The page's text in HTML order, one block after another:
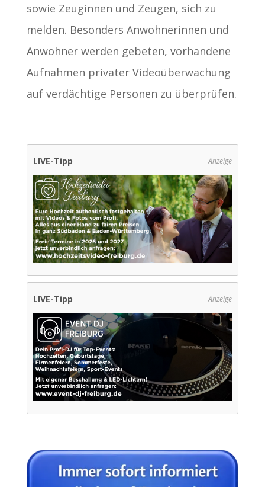
sowie Zeuginnen und Zeugen, sich zu
melden. Besonders Anwohnerinnen und
Anwohner werden gebeten, vorhandene
Aufnahmen privater Videoüberwachung
auf verdächtige Personen zu überprüfen.
LIVE-Tipp Anzeige
LIVE-Tipp Anzeige